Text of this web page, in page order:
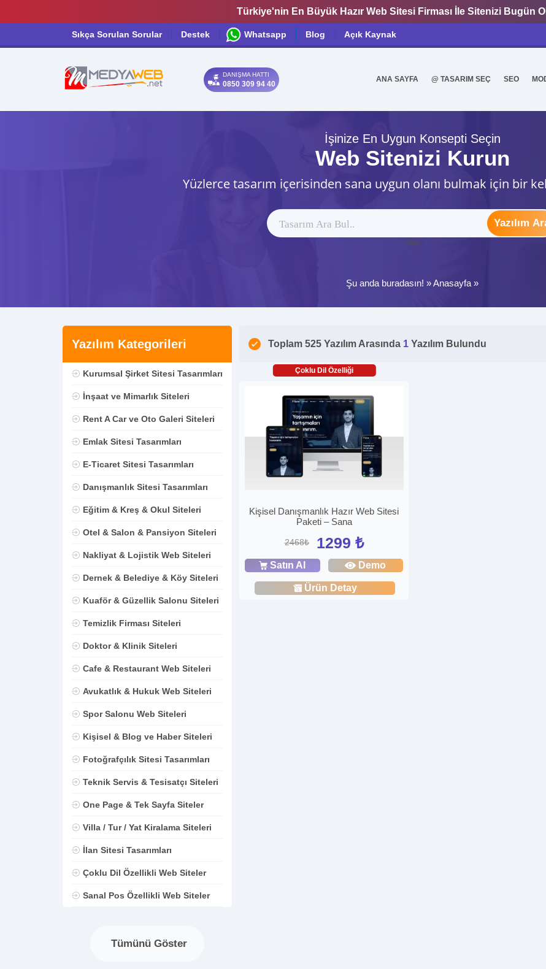
Türkiye'nin En Büyük Hazır Web Sitesi Firması İle Sitenizi Bugün
Sıkça Sorulan Sorular Destek Whatsapp Blog Açık Kaynak
DANIŞMA HATTI
0850 309 94 40
ANA SAYFA @ TASARIM SEÇ SEO
İşinize En Uygun Konsepti Seçin
Web Sitenizi Kurun
Yüzlerce tasarım içerisinden sana uygun olanı bulmak için bir
Yazılım
ytag
Şu anda buradasın! »Anasayfa »
Yazılım Kategorileri
Kurumsal Şirket Sitesi Tasarımları
İnşaat ve Mimarlık Siteleri
Rent A Car ve Oto Galeri Siteleri
Emlak Sitesi Tasarımları
E-Ticaret Sitesi Tasarımları
Danışmanlık Sitesi Tasarımları
Eğitim & Kreş & Okul Siteleri
Otel & Salon & Pansiyon Siteleri
Nakliyat & Lojistik Web Siteleri
Dernek & Belediye & Köy Siteleri
Kuaför & Güzellik Salonu Siteleri
Temizlik Firması Siteleri
Doktor & Klinik Siteleri
Cafe & Restaurant Web Siteleri
Avukatlık & Hukuk Web Siteleri
Spor Salonu Web Siteleri
Kişisel & Blog ve Haber Siteleri
Fotoğrafçılık Sitesi Tasarımları
Teknik Servis & Tesisatçı Siteleri
One Page & Tek Sayfa Siteler
Villa / Tur / Yat Kiralama Siteleri
İlan Sitesi Tasarımları
Çoklu Dil Özellikli Web Siteler
Sanal Pos Özellikli Web Siteler
Tümünü Göster
Toplam 525 Yazılım Arasında 1 Yazılım Bulundu
Çoklu Dil Özelliği
Kişisel Danışmanlık Hazır Web Sitesi
Paketi – Sana
2468₺ 1299 ₺
Satın Al Demo
Ürün Detay